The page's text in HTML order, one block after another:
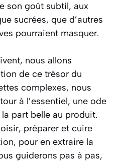
son goût subtil, aux
sucrées, que d’autres
pourraient masquer.
nous allons
de ce trésor du
complexes, nous
à l’essentiel, une ode
part belle au produit.
préparer et cuire
pour en extraire la
guiderons pas à pas,